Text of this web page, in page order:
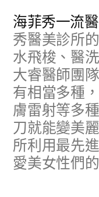
海菲秀一流
秀醫美診所
水飛梭、醫
大睿醫師團
有相當多種
膚雷射等多
刀就能變美
所利用最先
愛美女性們